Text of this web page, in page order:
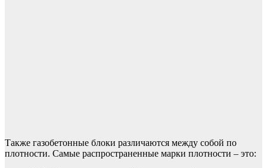
Также газобетонные блоки различаются между собой по
плотности. Самые распространенные марки плотности – это: